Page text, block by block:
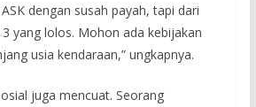
dengan susah payah, tapi dari
yang lolos. Mohon ada kebijakan
usia kendaraan,” ungkapnya.
juga mencuat. Seorang